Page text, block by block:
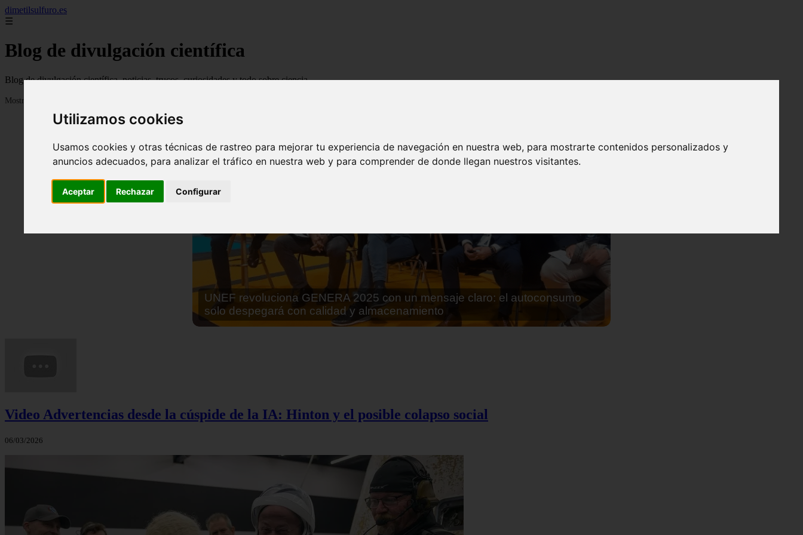
Utilizamos cookies
Usamos cookies y otras técnicas de rastreo para mejorar tu experiencia de navegación en nuestra web, para mostrarte contenidos personalizados y
anuncios adecuados, para analizar el tráfico en nuestra web y para comprender de donde llegan nuestros visitantes.
Aceptar Rechazar Configurar
dimetilsulfuro.es
☰
Blog de divulgación científica
Blog de divulgación científica, noticias, trucos, curiosidades y todo sobre ciencia
Mostrando 1 - 24 de 907 artículos
En África harán lo que parecía imposible: Utilizarán moléculas de agua para
cocinar sus alimentos
Video Advertencias desde la cúspide de la IA: Hinton y el posible colapso social
06/03/2026